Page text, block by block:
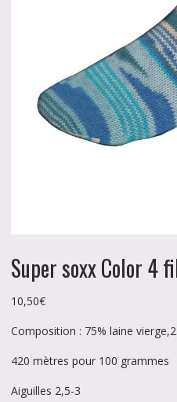
Super soxx Color 4
10,50€
Composition : 75% laine
420 mètres pour 100 grammes
Aiguilles 2,5-3